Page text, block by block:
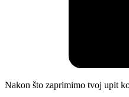
Nakon što zaprimimo tvoj upit